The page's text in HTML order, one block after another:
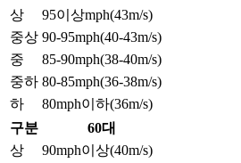
상
95이상mph(43m/s)
중상 90-95mph(40-43m/s)
중
85-90mph(38-40m/s)
중하 80-85mph(36-38m/s)
하
80mph이하(36m/s)
구분
60대
상
90mph이상(40m/s)